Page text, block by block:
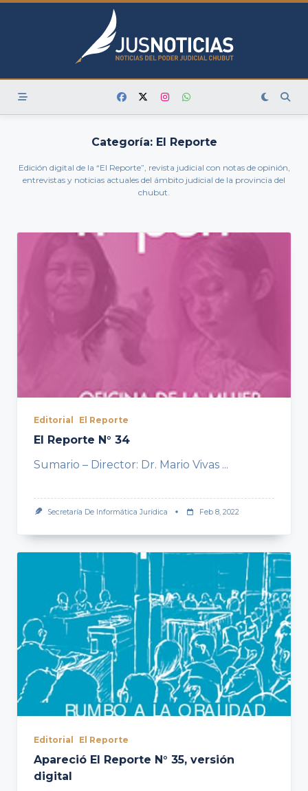
Skip
Categoría: El Reporte
Edición digital de la “El Reporte”, revista judicial con notas de opinión,
entrevistas y noticias actuales del ámbito judicial de la provincia del
chubut.
Editorial El Reporte
El Reporte N° 34
Sumario – Director: Dr. Mario Vivas ...
Secretaría De Informática Jurídica Feb 8, 2022
Editorial El Reporte
Apareció El Reporte N° 35, versión
digital